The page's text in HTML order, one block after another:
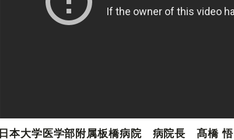
日本大学医学部附属板橋病院 病院長 髙橋 悟